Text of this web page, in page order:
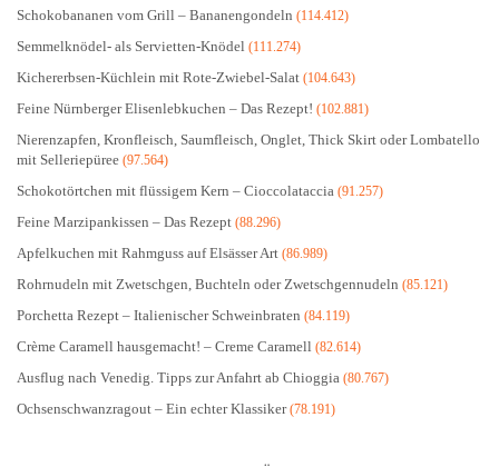
Schokobananen vom Grill – Bananengondeln (114.412)
Semmelknödel- als Servietten-Knödel (111.274)
Kichererbsen-Küchlein mit Rote-Zwiebel-Salat (104.643)
Feine Nürnberger Elisenlebkuchen – Das Rezept! (102.881)
Nierenzapfen, Kronfleisch, Saumfleisch, Onglet, Thick Skirt oder Lombatello
mit Selleriepüree (97.564)
Schokotörtchen mit flüssigem Kern – Cioccolataccia (91.257)
Feine Marzipankissen – Das Rezept (88.296)
Apfelkuchen mit Rahmguss auf Elsässer Art (86.989)
Rohrnudeln mit Zwetschgen, Buchteln oder Zwetschgennudeln (85.121)
Porchetta Rezept – Italienischer Schweinbraten (84.119)
Crème Caramell hausgemacht! – Creme Caramell (82.614)
Ausflug nach Venedig. Tipps zur Anfahrt ab Chioggia (80.767)
Ochsenschwanzragout – Ein echter Klassiker(78.191)